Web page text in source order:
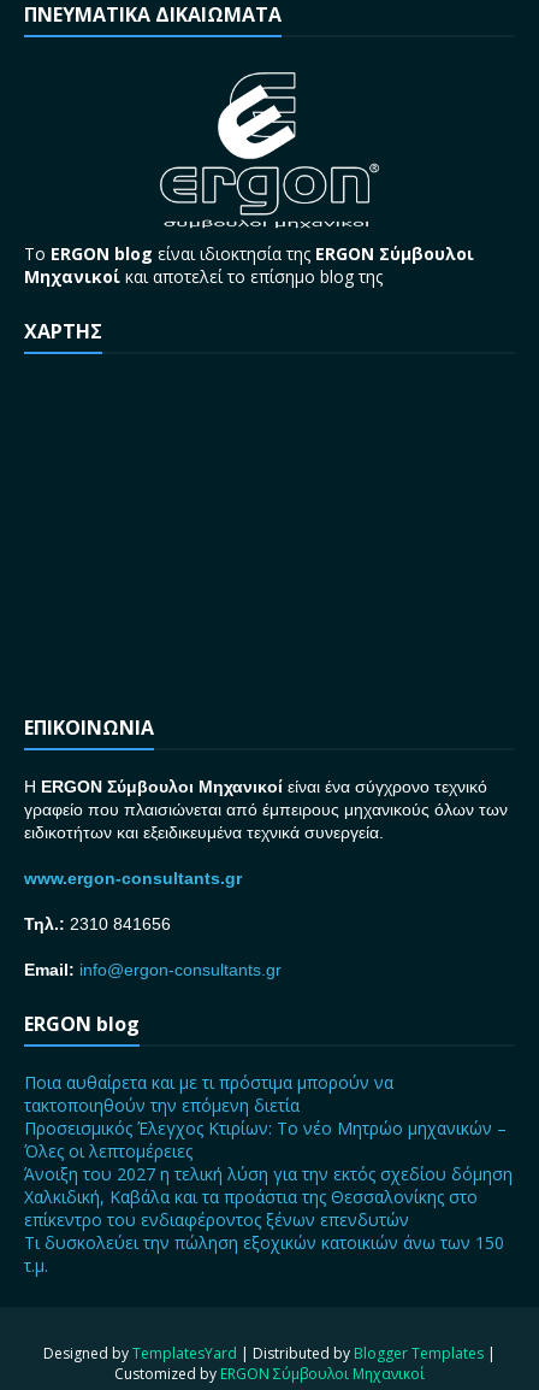
ΠΝΕΥΜΑΤΙΚΑ ΔΙΚΑΙΩΜΑΤΑ
Το ERGON blog είναι ιδιοκτησία της ERGON Σύμβουλοι
Μηχανικοί και αποτελεί το επίσημο blog της
ΧΑΡΤΗΣ
ΕΠΙΚΟΙΝΩΝΙΑ
H ERGON Σύμβουλοι Μηχανικοί είναι ένα σύγχρονο τεχνικό
γραφείο που πλαισιώνεται από έμπειρους μηχανικούς όλων των
ειδικοτήτων και εξειδικευμένα τεχνικά συνεργεία.
www.ergon-consultants.gr
Τηλ.: 2310 841656
Email: info@ergon-consultants.gr
ERGON blog
Ποια αυθαίρετα και με τι πρόστιμα μπορούν να
τακτοποιηθούν την επόμενη διετία
Προσεισμικός Έλεγχος Κτιρίων: Το νέο Μητρώο μηχανικών –
Όλες οι λεπτομέρειες
Άνοιξη του 2027 η τελική λύση για την εκτός σχεδίου δόμηση
Χαλκιδική, Καβάλα και τα προάστια της Θεσσαλονίκης στο
επίκεντρο του ενδιαφέροντος ξένων επενδυτών
Τι δυσκολεύει την πώληση εξοχικών κατοικιών άνω των 150
τ.μ.
Designed byTemplatesYard | Distributed by Blogger Templates |
Customized by ERGON Σύμβουλοι Μηχανικοί